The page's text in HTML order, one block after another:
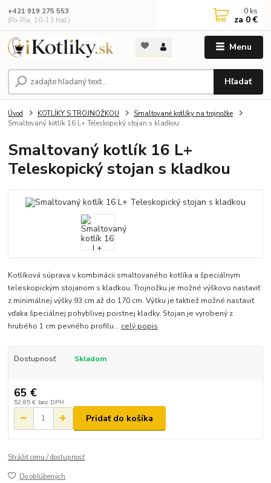
Menu
Hľadať
+421 919 275 553
(Po-Pia, 10-13 hod.)
0 ks
za 0 €
Úvod KOTLÍKY S TROJNOŽKOU
Smaltované kotlíky na trojnožke
Smaltovaný kotlík 16 L+ Teleskopický stojan s kladkou
Smaltovaný kotlík 16 L+
Teleskopický stojan s kladkou
Kotlíková súprava v kombinácii smaltovaného kotlíka a špeciálnym
teleskopickým stojanom s kladkou. Trojnožku je možné výškovo nastaviť
z minimálnej výšky 93 cm až do 170 cm. Výšku je taktiež možné nastaviť
vďaka špeciálnej pohyblivej poistnej kladky. Stojan je vyrobený z
hrubého 1 cm pevného profilu... celý popis
Dostupnosť Skladom
65 €
52,85 € bez DPH
Pridať do košíka
Strážiť cenu / dostupnosť
Do obľúbených